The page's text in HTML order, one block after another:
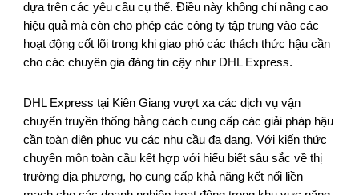
dựa trên các yêu cầu cụ thể. Điều này không chỉ nâng cao
hiệu quả mà còn cho phép các công ty tập trung vào các
hoạt động cốt lõi trong khi giao phó các thách thức hậu cần
cho các chuyên gia đáng tin cậy như DHL Express.
DHL Express tại Kiên Giang vượt xa các dịch vụ vận
chuyển truyền thống bằng cách cung cấp các giải pháp hậu
cần toàn diện phục vụ các nhu cầu đa dạng. Với kiến thức
chuyên môn toàn cầu kết hợp với hiểu biết sâu sắc về thị
trường địa phương, họ cung cấp khả năng kết nối liền